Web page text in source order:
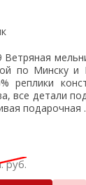
Ветряная
по Минску и
реплики
все детали
подарочная
руб.